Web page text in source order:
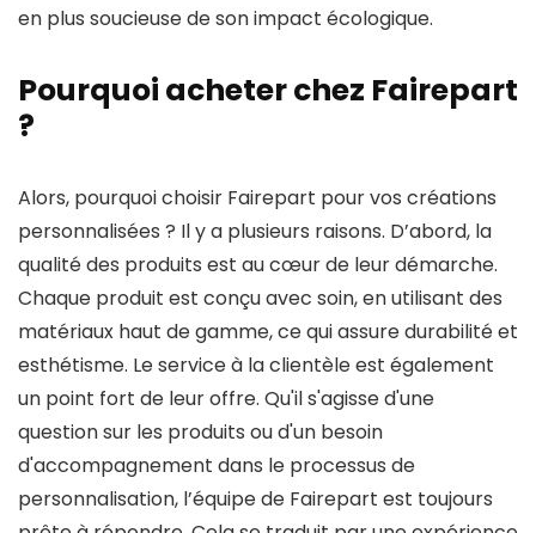
en plus soucieuse de son impact écologique.
Pourquoi acheter chez Fairepart
?
Alors, pourquoi choisir Fairepart pour vos créations
personnalisées ? Il y a plusieurs raisons. D’abord, la
qualité des produits est au cœur de leur démarche.
Chaque produit est conçu avec soin, en utilisant des
matériaux haut de gamme, ce qui assure durabilité et
esthétisme. Le service à la clientèle est également
un point fort de leur offre. Qu'il s'agisse d'une
question sur les produits ou d'un besoin
d'accompagnement dans le processus de
personnalisation, l’équipe de Fairepart est toujours